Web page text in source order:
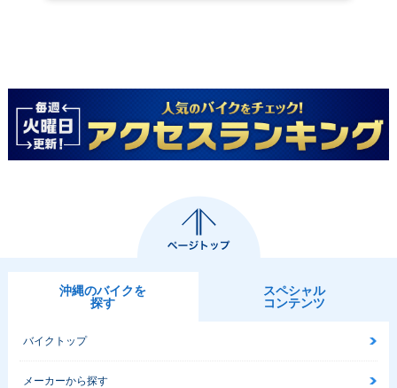
沖縄のバイクを
探す
スペシャル
コンテンツ
バイクトップ
メーカーから探す